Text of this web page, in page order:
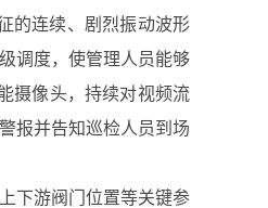
的连续、剧烈振动波形
调度，使管理人员能够
摄像头，持续对视频流
报并告知巡检人员到场
下游阀门位置等关键参